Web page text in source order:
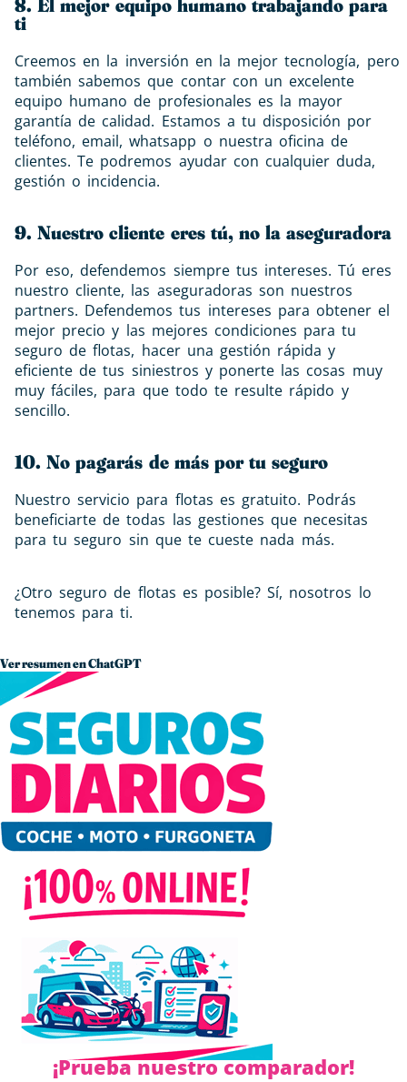
8. El mejor equipo humano trabajando para
ti
Creemos en la inversión en la mejor tecnología, pero
también sabemos que contar con un excelente
equipo humano de profesionales es la mayor
garantía de calidad. Estamos a tu disposición por
teléfono, email, whatsapp o nuestra oficina de
clientes. Te podremos ayudar con cualquier duda,
gestión o incidencia.
9. Nuestro cliente eres tú, no la aseguradora
Por eso, defendemos siempre tus intereses. Tú eres
nuestro cliente, las aseguradoras son nuestros
partners. Defendemos tus intereses para obtener el
mejor precio y las mejores condiciones para tu
seguro de flotas, hacer una gestión rápida y
eficiente de tus siniestros y ponerte las cosas muy
muy fáciles, para que todo te resulte rápido y
sencillo.
10. No pagarás de más por tu seguro
Nuestro servicio para flotas es gratuito. Podrás
beneficiarte de todas las gestiones que necesitas
para tu seguro sin que te cueste nada más.
¿Otro seguro de flotas es posible? Sí, nosotros lo
tenemos para ti.
Ver resumen en ChatGPT
¡Prueba nuestro comparador!